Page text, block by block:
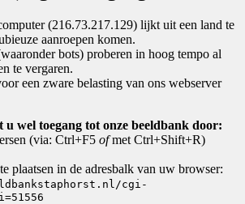
(216.73.217.129) lijkt uit een land te
aanroepen komen.
bots) proberen in hoog tempo al
te vergaren.
een zware belasting van ons webserver
wel toegang tot onze beeldbank door:
(via: Ctrl+F5 ofmet Ctrl+Shift+R)
plaatsen in de adresbalk van uw browser:
cgi-